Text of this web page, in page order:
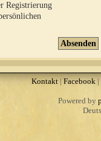
Registrierung
Kontakt|Facebook |
Powered by